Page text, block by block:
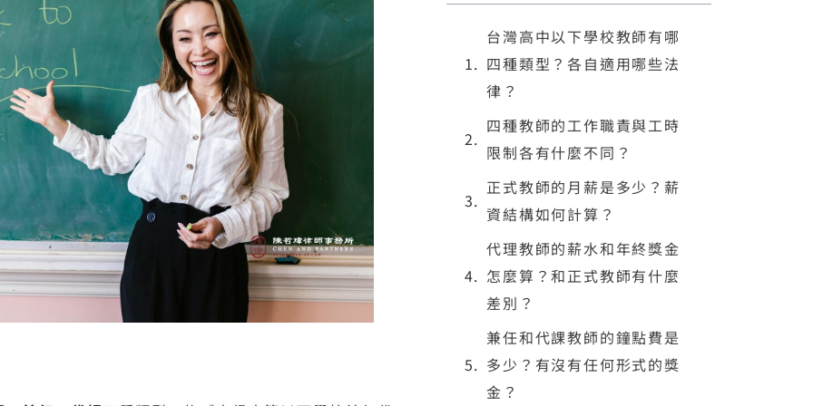
台灣高中以下學校教師有哪
四種類型？各自適用哪些法
律？
四種教師的工作職責與工時
限制各有什麼不同？
正式教師的月薪是多少？薪
資結構如何計算？
代理教師的薪水和年終獎金
怎麼算？和正式教師有什麼
差別？
兼任和代課教師的鐘點費是
多少？有沒有任何形式的獎
金？